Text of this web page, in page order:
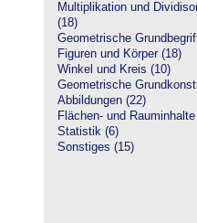
Multiplikation und
(18)
Geometrische
Figuren und Körper (18)
Winkel und Kreis (10)
Geometrische
Abbildungen (22)
Flächen- und
Statistik (6)
Sonstiges (15)